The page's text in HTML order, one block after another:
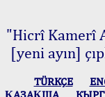
"Hicrî Kamerî
[yeni ayın]
TÜRKÇE